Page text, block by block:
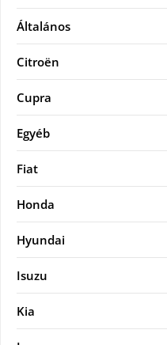
Általános
Citroën
Cupra
Egyéb
Fiat
Honda
Hyundai
Isuzu
Kia